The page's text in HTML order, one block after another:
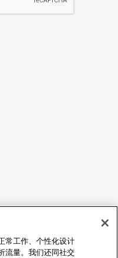
常工作、个性化设计
流量。我们还同社交